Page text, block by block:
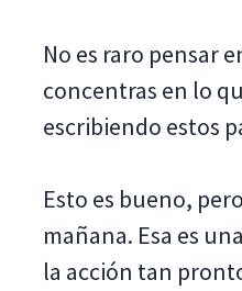
No es raro pensar
concentras en lo
escribiendo estos
Esto es bueno,
mañana. Esa es
la acción tan